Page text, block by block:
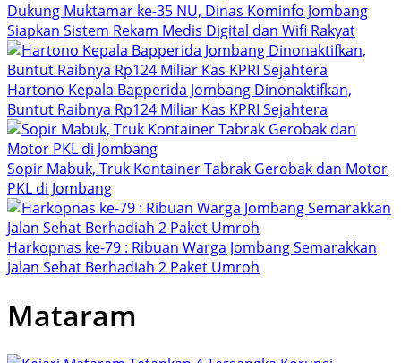
Dukung Muktamar ke-35 NU, Dinas Kominfo Jombang
Siapkan Sistem Rekam Medis Digital dan Wifi Rakyat
Hartono Kepala Bapperida Jombang Dinonaktifkan,
Buntut Raibnya Rp124 Miliar Kas KPRI Sejahtera
Sopir Mabuk, Truk Kontainer Tabrak Gerobak dan Motor
PKL di Jombang
Harkopnas ke-79 : Ribuan Warga Jombang Semarakkan
Jalan Sehat Berhadiah 2 Paket Umroh
Mataram